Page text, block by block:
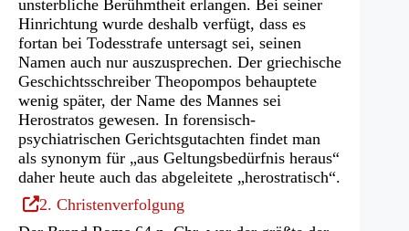
unsterbliche Berühmtheit erlangen. Bei seiner
Hinrichtung wurde deshalb verfügt, dass es
fortan bei Todesstrafe untersagt sei, seinen
Namen auch nur auszusprechen. Der griechische
Geschichtsschreiber Theopompos behauptete
wenig später, der Name des Mannes sei
Herostratos gewesen. In forensisch-
psychiatrischen Gerichtsgutachten findet man
als synonym für „aus Geltungsbedürfnis heraus“
daher heute auch das abgeleitete „herostratisch“.
(Öffnet
in
2. Christenverfolgung